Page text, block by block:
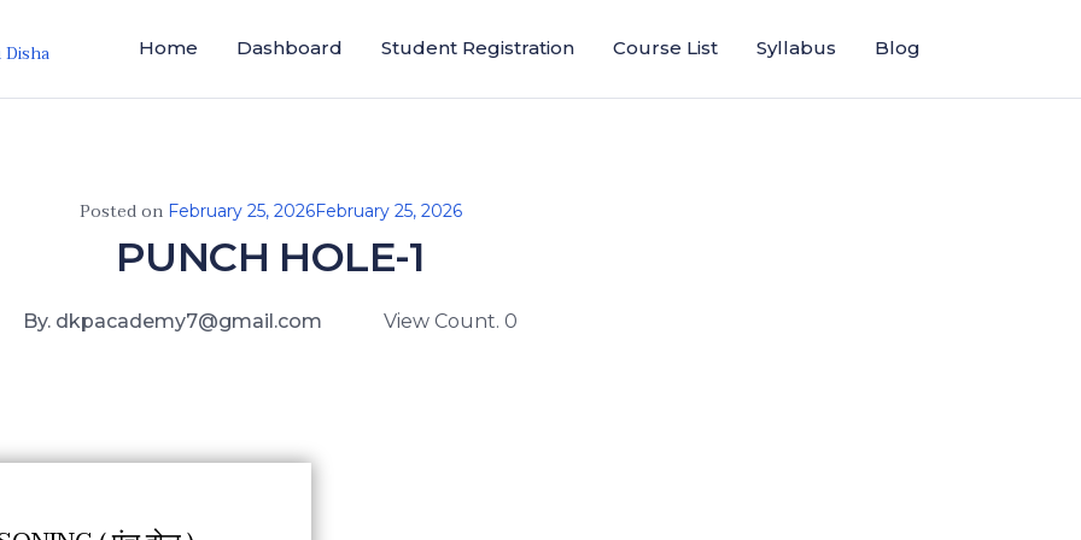
Disha Home Dashboard Student Registration Course List Syllabus Blog
Posted on February 25, 2026February 25, 2026
PUNCH HOLE-1
By. dkpacademy7@gmail.com View Count. 0